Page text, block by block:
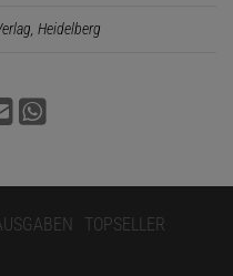
Heidelberg
TOPSELLER